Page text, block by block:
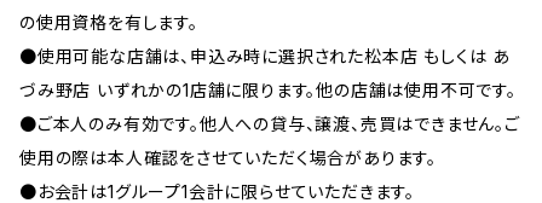
の使用資格を有します。
●使用可能な店舗は、申込み時に選択された松本店 もしくは あ
づみ野店 いずれかの1店舗に限ります。他の店舗は使用不可です。
●ご本人のみ有効です。他人への貸与、譲渡、売買はできません。ご
使用の際は本人確認をさせていただく場合があります。
●お会計は1グループ1会計に限らせていただきます。